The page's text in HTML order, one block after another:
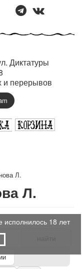
Диктатуры
и перерывов
Л.
Л.
исполнилось 18 лет